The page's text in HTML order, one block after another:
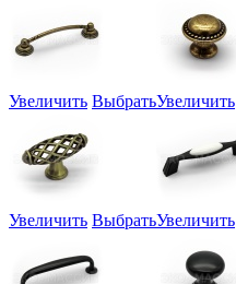
Увеличить ВыбратьУвеличить
Увеличить ВыбратьУвеличить